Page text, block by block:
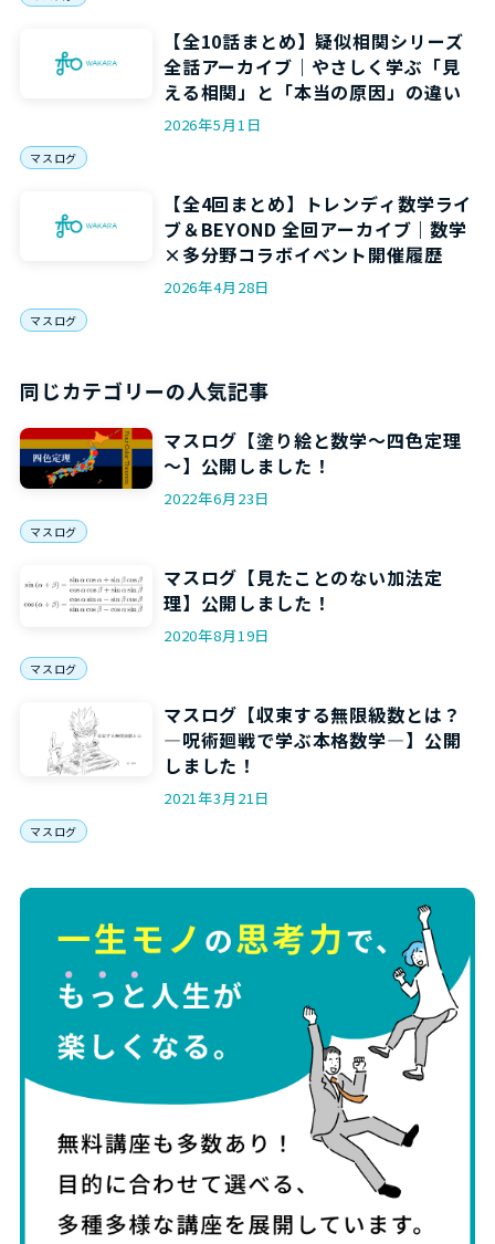
【全10話まとめ】疑似相関シリーズ
全話アーカイブ｜やさしく学ぶ「見
える相関」と「本当の原因」の違い
2026年5月1日
マスログ
【全4回まとめ】トレンディ数学ライ
ブ＆BEYOND 全回アーカイブ｜数学
×多分野コラボイベント開催履歴
2026年4月28日
マスログ
同じカテゴリーの人気記事
マスログ【塗り絵と数学～四色定理
～】公開しました！
2022年6月23日
マスログ
マスログ【見たことのない加法定
理】公開しました！
2020年8月19日
マスログ
マスログ【収束する無限級数とは？
―呪術廻戦で学ぶ本格数学―】公開
しました！
2021年3月21日
マスログ